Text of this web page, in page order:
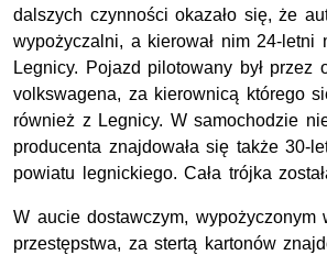
dalszych czynności okazało się, że
wypożyczalni, a kierował nim 24-letni
Legnicy. Pojazd pilotowany był przez
volkswagena, za kierownicą którego
również z Legnicy. W samochodzie
producenta znajdowała się także 30-
powiatu legnickiego. Cała trójka
W aucie dostawczym, wypożyczonym
przestępstwa, za stertą kartonów